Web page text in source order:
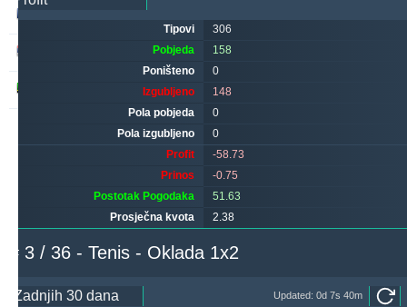
Tipovi
Pobjeda
Poništeno
Izgubljeno
Pola pobjeda
Pola izgubljeno
306
158
0
148
0
0
Profit
Prinos
Postotak Pogodaka
Prosječna kvota
-58.73
-0.75
51.63
2.38
# 3 / 36 - Tenis - Oklada 1x2
Updated: 0d 7s 40m
5
7